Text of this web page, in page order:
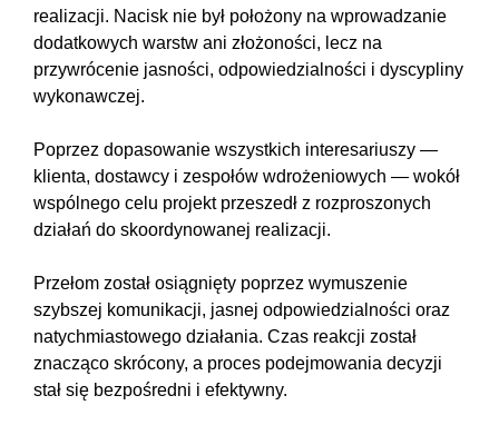
realizacji. Nacisk nie był położony na wprowadzanie
dodatkowych warstw ani złożoności, lecz na
przywrócenie jasności, odpowiedzialności i dyscypliny
wykonawczej.
Poprzez dopasowanie wszystkich interesariuszy —
klienta, dostawcy i zespołów wdrożeniowych — wokół
wspólnego celu projekt przeszedł z rozproszonych
działań do skoordynowanej realizacji.
Przełom został osiągnięty poprzez wymuszenie
szybszej komunikacji, jasnej odpowiedzialności oraz
natychmiastowego działania. Czas reakcji został
znacząco skrócony, a proces podejmowania decyzji
stał się bezpośredni i efektywny.